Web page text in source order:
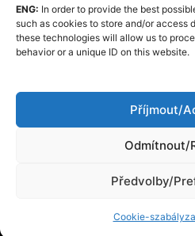
ENG: In order to provide the best
such as cookies to store and/or access
these technologies will allow us to
behavior or a unique ID on this website.
Příjmout/
Odmítnout/
Předvolby/
Cookie-
Cookie-szabályzat (EU)
GDPR
Szerkesztőségi Kódexe